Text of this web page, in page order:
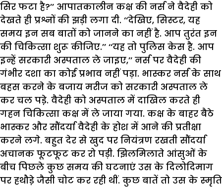
सिर फटा है?’’ आपातकालीन कक्ष की नर्स ने वैदेही को
देखते ही प्रश्नों की झड़ी लगा दी. ‘‘देखिए, सिस्टर, यह
समय इन सब बातों को जानने का नहीं है. आप तुरंत इन
की चिकित्सा शुरू कीजिए.’’ ‘‘यह तो पुलिस केस है. आप
इन्हें सरकारी अस्पताल ले जाइए,’’ नर्स पर वैदेही की
गंभीर दशा का कोई प्रभाव नहीं पड़ा. भास्कर नर्स के साथ
बहस करने के बजाय मरीज को सरकारी अस्पताल ले
कर चल पडे़. वैदेही को अस्पताल में दाखिल करते ही
गहन चिकित्सा कक्ष में ले जाया गया. कक्ष के बाहर बैठे
भास्कर और सौंदर्या वैदेही के होश में आने की प्रतीक्षा
करने लगे. बहुत देर से खुद पर नियंत्रण रखती सौंदर्या
अचानक फूटफूट कर रो पड़ी. झिलमिलाते आंसुओं के
बीच पिछले कुछ समय की घटनाएं उस के दिलोदिमाग
पर हथौडे़ जैसी चोट कर रही थीं. कुछ बातें तो उस के स्मृति